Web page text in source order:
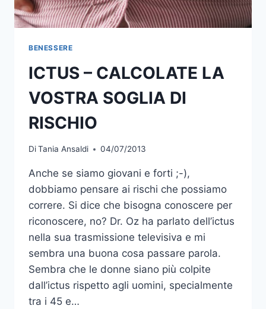
BENESSERE
ICTUS – CALCOLATE LA
VOSTRA SOGLIA DI
RISCHIO
DiTania Ansaldi 04/07/2013
Anche se siamo giovani e forti ;-),
dobbiamo pensare ai rischi che possiamo
correre. Si dice che bisogna conoscere per
riconoscere, no? Dr. Oz ha parlato dell’ictus
nella sua trasmissione televisiva e mi
sembra una buona cosa passare parola.
Sembra che le donne siano più colpite
dall’ictus rispetto agli uomini, specialmente
tra i 45 e…